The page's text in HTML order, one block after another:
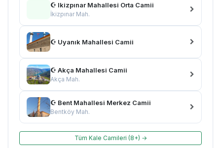
☪ Ikizpınar Mahallesi Orta Camii
İkizpınar Mah.
☪ Uyanık Mahallesi Camii
☪ Akça Mahallesi Camii
Akça Mah.
☪ Bent Mahallesi Merkez Camii
Bentköy Mah.
Tüm Kale Camileri (8+) →